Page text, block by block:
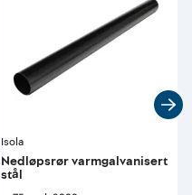
Isola
Nedløpsrør varmgalvanisert
stål